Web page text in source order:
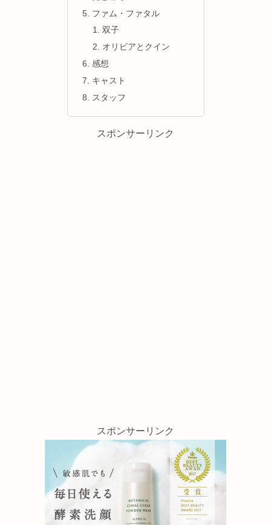
ファム・ファタル
双子
オリビアとクイン
感想
キャスト
スタッフ
スポンサーリンク
スポンサーリンク